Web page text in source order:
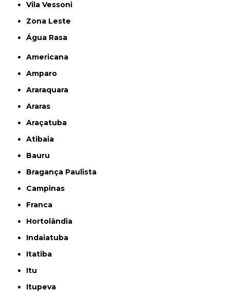
Vila Vessoni
Zona Leste
Água Rasa
Americana
Amparo
Araraquara
Araras
Araçatuba
Atibaia
Bauru
Bragança Paulista
Campinas
Franca
Hortolândia
Indaiatuba
Itatiba
Itu
Itupeva